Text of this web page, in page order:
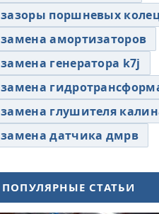
зазоры поршневых
замена амортизаторов
замена генератора k7j
замена
замена глушителя
замена датчика дмрв
ПОПУЛЯРНЫЕ СТАТЬИ